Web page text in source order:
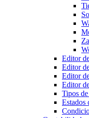
Editor
Editor
Editor
Editor
Tipos
Estados